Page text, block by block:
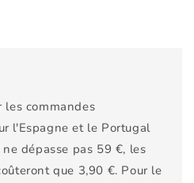
les commandes
l'Espagne et le Portugal
dépasse pas 59 €, les
que 3,90 €. Pour le